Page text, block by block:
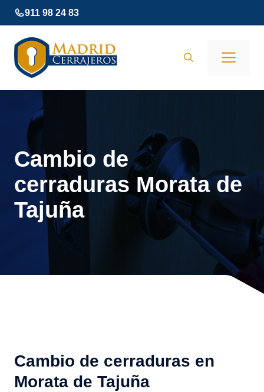
Saltar
al
contenido
911 98 24 83
Cambio de
cerraduras Morata de
Tajuña
Cambio de cerraduras en
Morata de Tajuña